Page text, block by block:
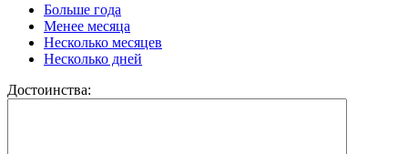
Больше года
Менее месяца
Несколько месяцев
Несколько дней
Достоинства: